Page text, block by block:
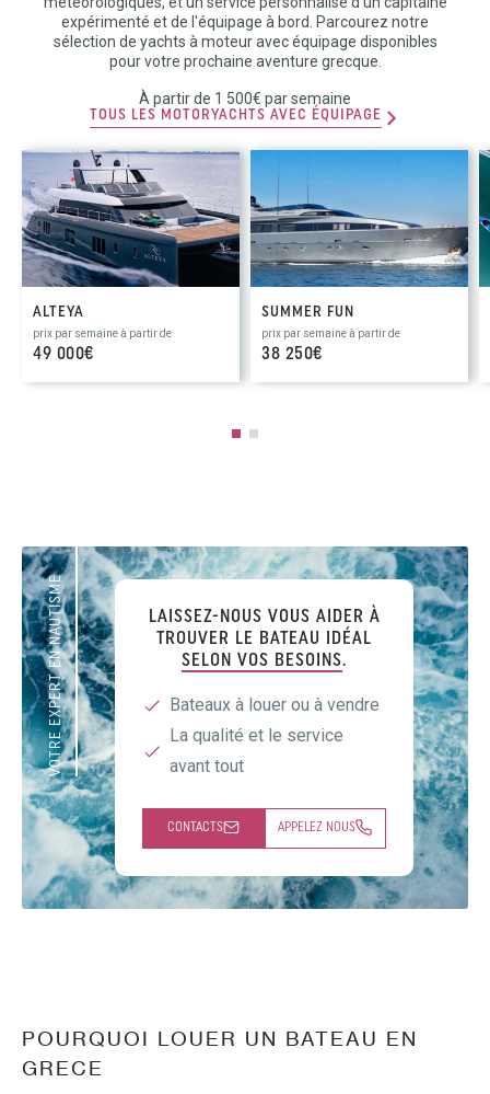
expérimenté et de l'équipage à bord. Parcourez notre
sélection de yachts à moteur avec équipage disponibles
pour votre prochaine aventure grecque.
À partir de 1 500€ par semaine
TOUS LES MOTORYACHTS AVEC ÉQUIPAGE
ALTEYA
prix par semaine à partir de
49 000€
SUMMER FUN
prix par semaine à partir de
38 250€
VOTRE EXPERT EN NAUTISME
LAISSEZ-NOUS VOUS AIDER À
TROUVER LE BATEAU IDÉAL
SELON VOS BESOINS.
Bateaux à louer ou à vendre
La qualité et le service
avant tout
CONTACTS APPELEZ NOUS
POURQUOI LOUER UN BATEAU EN
GRECE